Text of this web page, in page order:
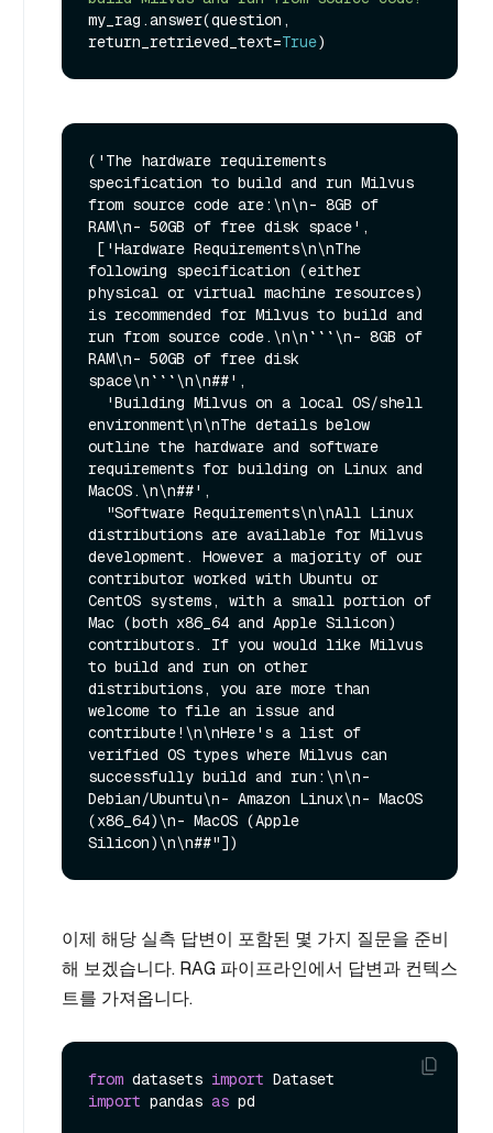
my_rag.answer(question,
return_retrieved_text=True
('The hardware requirements
specification to build and run Milvus
from source code are:\n\n- 8GB of
RAM\n- 50GB of free disk space',
following specification (either
physical or virtual machine resources)
is recommended for Milvus to build and
run from source code.\n\n```\n- 8GB of
RAM\n- 50GB of free disk
space\n```\n\n##',
environment\n\nThe details below
outline the hardware and software
requirements for building on Linux and
MacOS.\n\n##',
distributions are available for Milvus
development. However a majority of our
contributor worked with Ubuntu or
CentOS systems, with a small portion of
Mac (both x86_64 and Apple Silicon)
contributors. If you would like Milvus
to build and run on other
distributions, you are more than
welcome to file an issue and
contribute!\n\nHere's a list of
verified OS types where Milvus can
successfully build and run:\n\n-
Debian/Ubuntu\n- Amazon Linux\n- MacOS
(x86_64)\n- MacOS (Apple
이제 해당 실측 답변이 포함된 몇 가지 질문을 준비
해 보겠습니다. RAG 파이프라인에서 답변과 컨텍스
트를 가져옵니다.
from datasets import
import pandas as pd